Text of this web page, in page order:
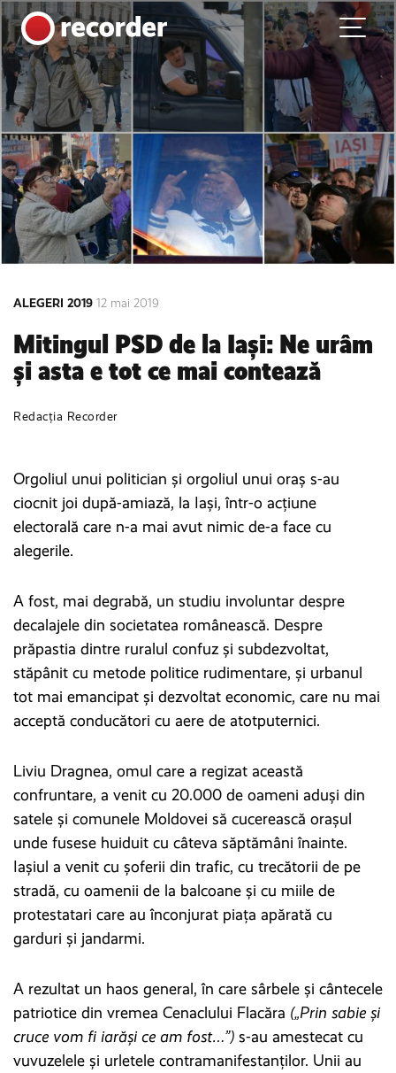
Skip to content
Main Navigation
ALEGERI 2019 12 mai 2019
Mitingul PSD de la Iași: Ne urâm
și asta e tot ce mai contează
Redacția Recorder
Orgoliul unui politician și orgoliul unui oraș s-au
ciocnit joi după-amiază, la Iași, într-o acțiune
electorală care n-a mai avut nimic de-a face cu
alegerile.
A fost, mai degrabă, un studiu involuntar despre
decalajele din societatea românească. Despre
prăpastia dintre ruralul confuz și subdezvoltat,
stăpânit cu metode politice rudimentare, și urbanul
tot mai emancipat și dezvoltat economic, care nu mai
acceptă conducători cu aere de atotputernici.
Liviu Dragnea, omul care a regizat această
confruntare, a venit cu 20.000 de oameni aduși din
satele și comunele Moldovei să cucerească orașul
unde fusese huiduit cu câteva săptămâni înainte.
Iașiul a venit cu șoferii din trafic, cu trecătorii de pe
stradă, cu oamenii de la balcoane și cu miile de
protestatari care au înconjurat piața apărată cu
garduri și jandarmi.
A rezultat un haos general, în care sârbele și cântecele
patriotice din vremea Cenaclului Flacăra („Prin sabie și
cruce vom fi iarăși ce am fost…”) s-au amestecat cu
vuvuzelele și urletele contramanifestanților. Unii au